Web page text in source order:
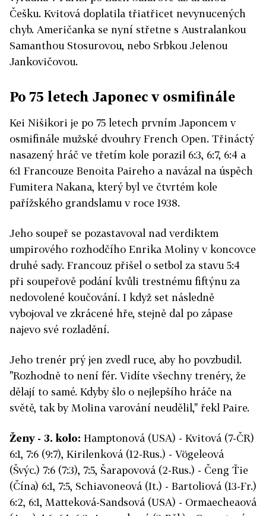
Češku. Kvitová doplatila třiatřicet nevynucených
chyb. Američanka se nyní střetne s Australankou
Samanthou Stosurovou, nebo Srbkou Jelenou
Jankovičovou.
Po 75 letech Japonec v osmifinále
Kei Nišikori je po 75 letech prvním Japoncem v
osmifinále mužské dvouhry French Open. Třináctý
nasazený hráč ve třetím kole porazil 6:3, 6:7, 6:4 a
6:1 Francouze Benoita Paireho a navázal na úspěch
Fumitera Nakana, který byl ve čtvrtém kole
pařížského grandslamu v roce 1938.
Jeho soupeř se pozastavoval nad verdiktem
umpirového rozhodčího Enrika Moliny v koncovce
druhé sady. Francouz přišel o setbol za stavu 5:4
při soupeřově podání kvůli trestnému fiftýnu za
nedovolené koučování. I když set následně
vybojoval ve zkrácené hře, stejně dal po zápase
najevo své rozladění.
Jeho trenér prý jen zvedl ruce, aby ho povzbudil.
"Rozhodně to není fér. Vidíte všechny trenéry, že
dělají to samé. Kdyby šlo o nejlepšího hráče na
světě, tak by Molina varování neudělil," řekl Paire.
Ženy - 3. kolo: Hamptonová (USA) - Kvitová (7-ČR)
6:1, 7:6 (9:7), Kirilenková (12-Rus.) - Vögeleová
(Švýc.) 7:6 (7:3), 7:5, Šarapovová (2-Rus.) - Čeng Ťie
(Čína) 6:1, 7:5, Schiavoneová (It.) - Bartoliová (13-Fr.)
6:2, 6:1, Matteková-Sandsová (USA) - Ormaecheaová